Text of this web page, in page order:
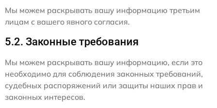
Мы можем раскрывать вашу информацию третьим
лицам с вашего явного согласия.
5.2. Законные требования
Мы можем раскрывать вашу информацию, если это
необходимо для соблюдения законных требований,
судебных распоряжений или защиты наших прав и
законных интересов.